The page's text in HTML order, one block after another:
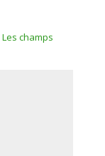
Les champs